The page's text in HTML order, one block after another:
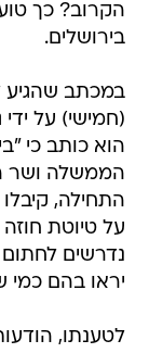
הקרוב? כך
בירושלים.
במכתב שהגיע
(חמישי) על
הוא כותב כי
הממשלה ושר
התחילה,
על טיוטת
יראו בהם כמי
לטענתו,